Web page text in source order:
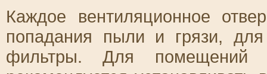
Каждое вентиляционное
попадания пыли и грязи, для
фильтры. Для помещений